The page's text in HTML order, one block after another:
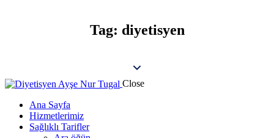
Tag: diyetisyen
Close
Ana Sayfa
Hizmetlerimiz
Sağlıklı Tarifler